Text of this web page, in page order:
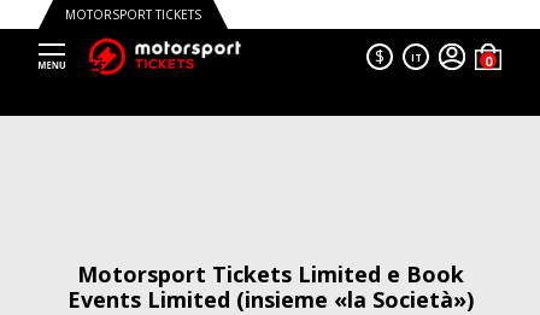
MOTORSPORT TICKETS
$ IT
Motorsport Tickets Limited e Book
Events Limited (insieme «la Società»)